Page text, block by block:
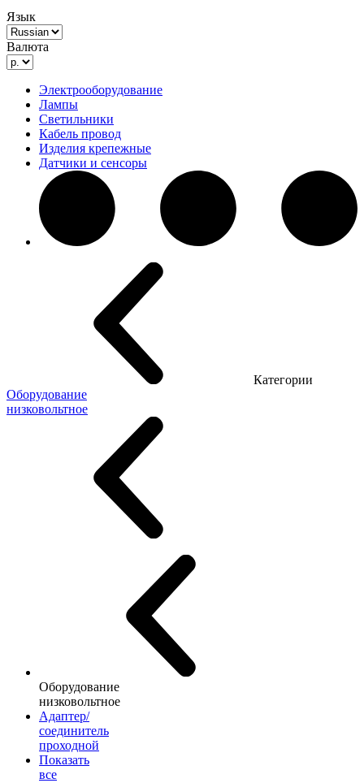
Язык
Валюта
Электрооборудование
Лампы
Светильники
Кабель провод
Изделия крепежные
Датчики и сенсоры
Категории
Оборудование
низковольтное
Оборудование
низковольтное
Адаптер/
соединитель
проходной
Показать
все